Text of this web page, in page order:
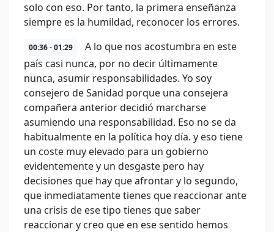
solo con eso. Por tanto, la primera enseñanza
siempre es la humildad, reconocer los errores.
00:36 - 01:29
A lo que nos acostumbra en este
país casi nunca, por no decir últimamente
nunca, asumir responsabilidades. Yo soy
consejero de Sanidad porque una consejera
compañera anterior decidió marcharse
asumiendo una responsabilidad. Eso no se da
habitualmente en la política hoy día. y eso tiene
un coste muy elevado para un gobierno
evidentemente y un desgaste pero hay
decisiones que hay que afrontar y lo segundo,
que inmediatamente tienes que reaccionar ante
una crisis de ese tipo tienes que saber
reaccionar y creo que en ese sentido hemos